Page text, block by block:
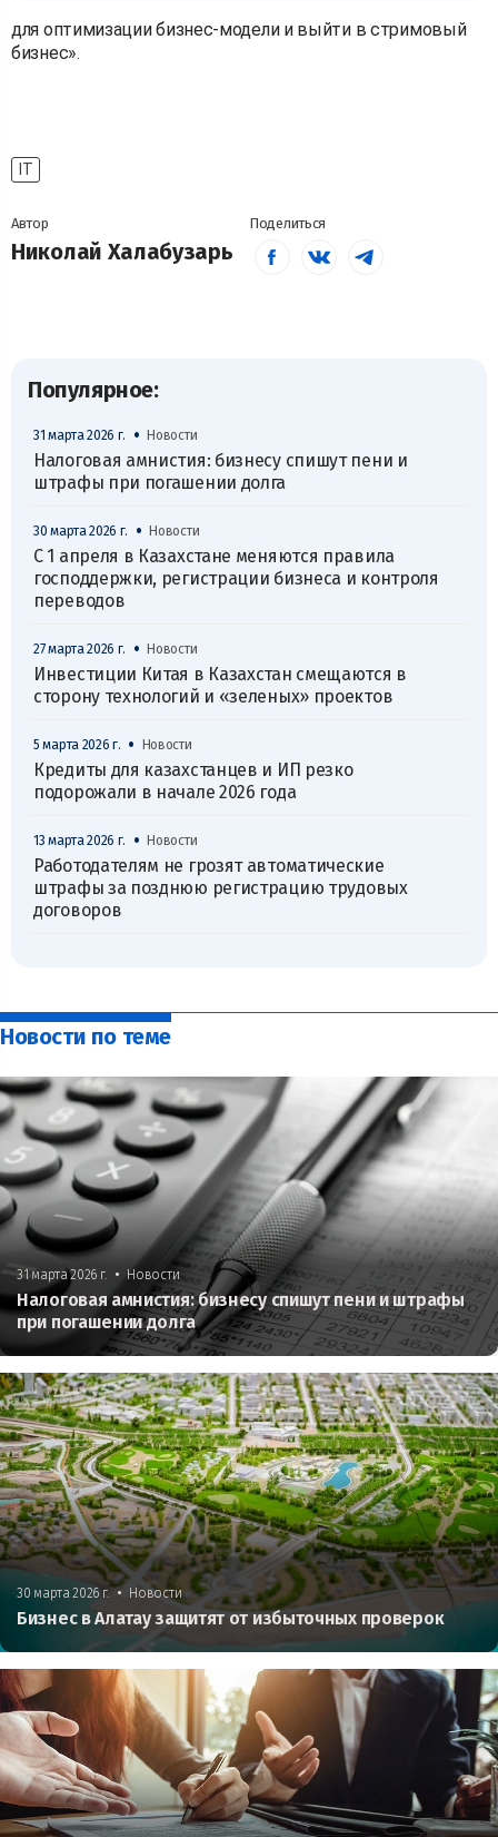
для оптимизации бизнес-модели и выйти в стримовый
бизнес».
IT
Автор
Николай Халабузарь
Поделиться
Популярное:
31 марта 2026 г. • Новости
Налоговая амнистия: бизнесу спишут пени и
штрафы при погашении долга
30 марта 2026 г. • Новости
С 1 апреля в Казахстане меняются правила
господдержки, регистрации бизнеса и контроля
переводов
27 марта 2026 г. • Новости
Инвестиции Китая в Казахстан смещаются в
сторону технологий и «зеленых» проектов
5 марта 2026 г. • Новости
Кредиты для казахстанцев и ИП резко
подорожали в начале 2026 года
13 марта 2026 г. • Новости
Работодателям не грозят автоматические
штрафы за позднюю регистрацию трудовых
договоров
Новости по теме
31 марта 2026 г. • Новости
Налоговая амнистия: бизнесу спишут пени и штрафы
при погашении долга
30 марта 2026 г. • Новости
Бизнес в Алатау защитят от избыточных проверок